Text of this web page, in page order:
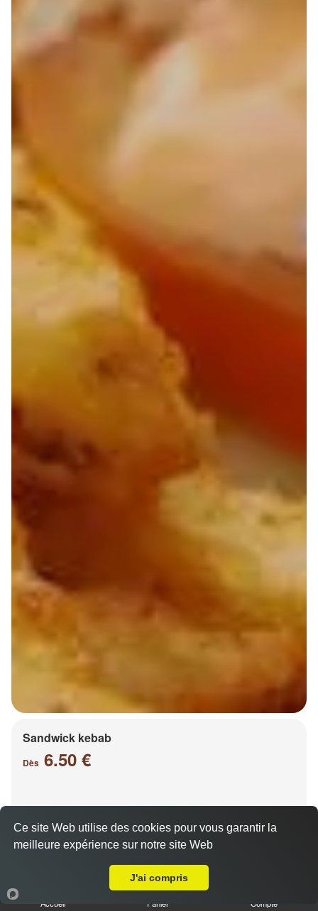
Sandwick kebab
Dès 6.50 €
Accueil Panier Compte
Ce site Web utilise des cookies pour vous garantir la
meilleure expérience sur notre site Web
J'ai compris